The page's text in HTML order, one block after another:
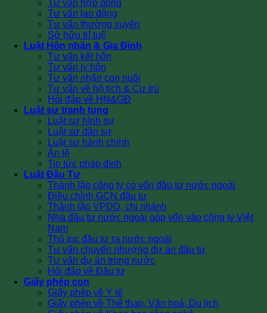
Tư vấn hợp đồng
Tư vấn lao động
Tư vấn thường xuyên
Sở hữu trí tuệ
Luật Hôn nhân & Gia Đình
Tư vấn kết hôn
Tư vấn ly hôn
Tư vấn nhận con nuôi
Tư vấn về hộ tịch & Cư trú
Hỏi đáp về HN&GĐ
Luật sư tranh tụng
Luật sư hình sự
Luật sư dân sự
Luật sư hành chính
Án lệ
Tin tức pháp đình
Luật Đầu Tư
Thành lập công ty có vốn đầu tư nước ngoài
Điều chỉnh GCN đầu tư
Thành lập VPDD, chi nhánh
Nhà đầu tư nước ngoài góp vốn vào công ty Việt
Nam
Thủ tục đầu tư ra nước ngoài
Tư vấn chuyển nhượng dự án đầu tư
Tư vấn dự án trong nước
Hỏi đáp về Đầu tư
Giấy phép con
Giấy phép về Y tế
Giấy phép về Thể thao, Văn hoá, Du lịch